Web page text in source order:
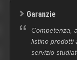
Garanzie
Competenza,
listino prodotti
servizio